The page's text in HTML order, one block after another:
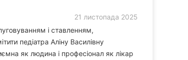
21 листопада 2025
і ставленням,
педіатра Аліну Василівну
як людина і професіонал як лікар